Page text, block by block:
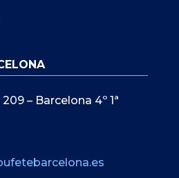
– Barcelona 4º 1ª